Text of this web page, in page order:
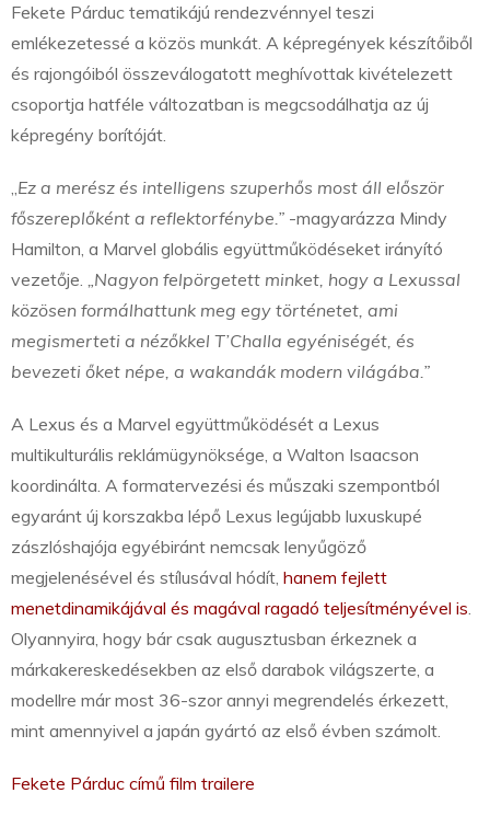
Fekete Párduc tematikájú rendezvénnyel teszi
emlékezetessé a közös munkát. A képregények készítőiből
és rajongóiból összeválogatott meghívottak kivételezett
csoportja hatféle változatban is megcsodálhatja az új
képregény borítóját.
„Ez a merész és intelligens szuperhős most áll először
főszereplőként a reflektorfénybe.” -magyarázza Mindy
Hamilton, a Marvel globális együttműködéseket irányító
vezetője. „Nagyon felpörgetett minket, hogy a Lexussal
közösen formálhattunk meg egy történetet, ami
megismerteti a nézőkkel T’Challa egyéniségét, és
bevezeti őket népe, a wakandák modern világába.”
A Lexus és a Marvel együttműködését a Lexus
multikulturális reklámügynöksége, a Walton Isaacson
koordinálta. A formatervezési és műszaki szempontból
egyaránt új korszakba lépő Lexus legújabb luxuskupé
zászlóshajója egyébiránt nemcsak lenyűgöző
megjelenésével és stílusával hódít, hanem fejlett
menetdinamikájával és magával ragadó teljesítményével is.
Olyannyira, hogy bár csak augusztusban érkeznek a
márkakereskedésekben az első darabok világszerte, a
modellre már most 36-szor annyi megrendelés érkezett,
mint amennyivel a japán gyártó az első évben számolt.
Fekete Párduc című film trailere